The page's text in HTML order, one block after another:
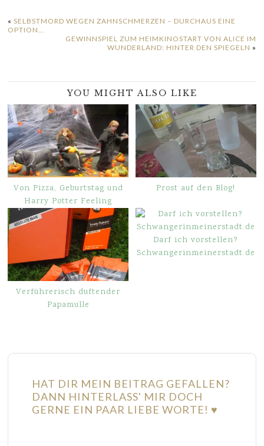
«SELBSTMORD WEGEN ZAHNSCHMERZEN – DURCHAUS EINE
OPTION…
GEWINNSPIEL ZUM HEIMKINOSTART VON ALICE IM
WUNDERLAND: HINTER DEN SPIEGELN »
YOU MIGHT ALSO LIKE
Von Pizza, Geburtstag und
Harry Potter Feeling
Prost auf den Blog!
Verführerisch duftender
Papamulle
Darf ich vorstellen?
Schwangerinmeinerstadt.de
HAT DIR MEIN BEITRAG GEFALLEN?
DANN HINTERLASS' MIR DOCH
GERNE EIN PAAR LIEBE WORTE! ♥